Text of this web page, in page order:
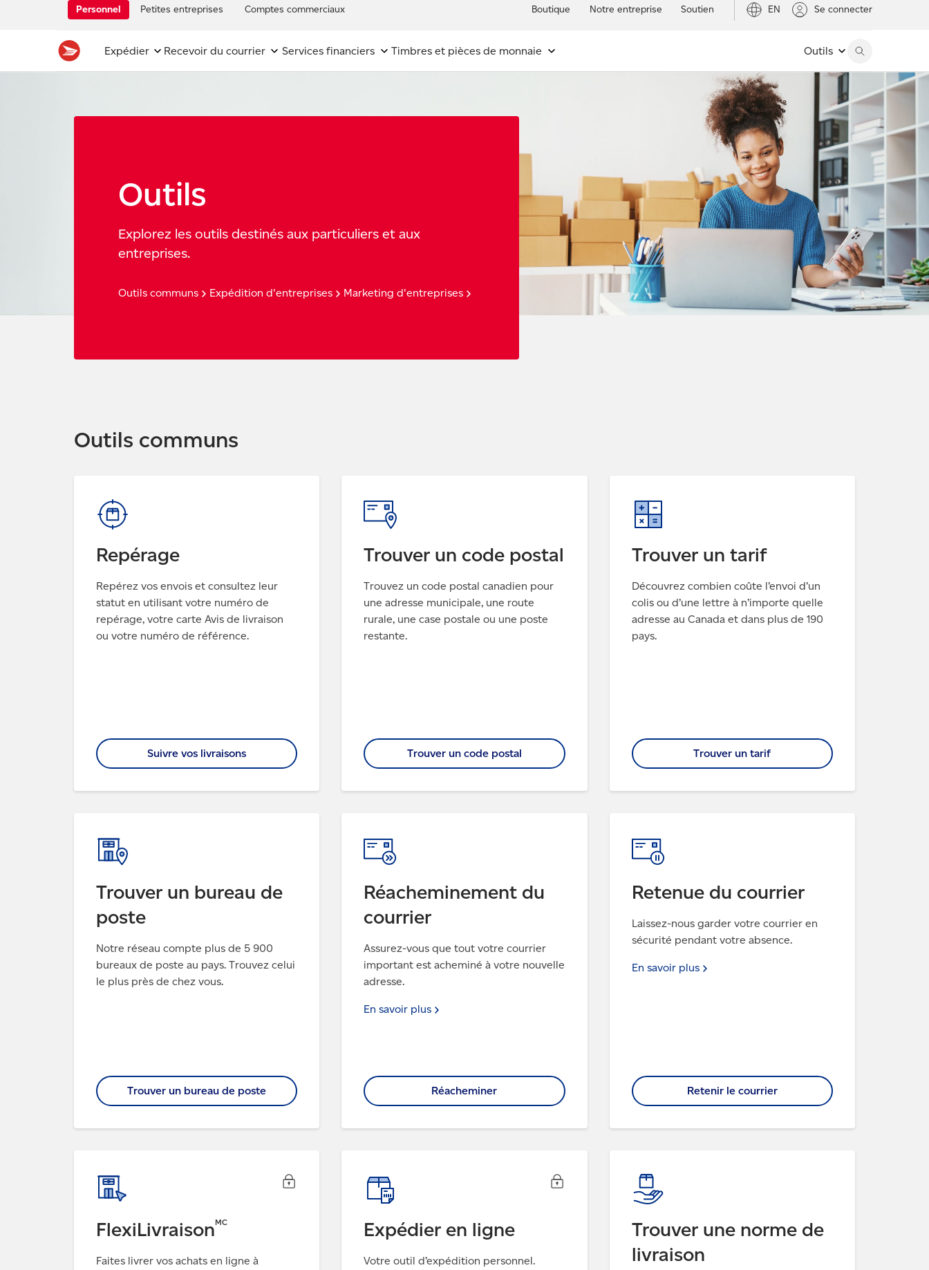
Personnel Petites entreprises Comptes commerciaux Boutique Notre entreprise Soutien EN Se connecter
Expédier Recevoir du courrier Services financiers Timbres et pièces de monnaie Outils
Outils
Explorez les outils destinés aux particuliers et aux
entreprises.
Outils communs Expédition d'entreprises Marketing d'entreprises
Outils communs
Repérage
Repérez vos envois et consultez leur
statut en utilisant votre numéro de
repérage, votre carte Avis de livraison
ou votre numéro de référence.
Suivre vos livraisons
Trouver un code postal
Trouvez un code postal canadien pour
une adresse municipale, une route
rurale, une case postale ou une poste
restante.
Trouver un code postal
Trouver un tarif
Découvrez combien coûte l’envoi d’un
colis ou d’une lettre à n’importe quelle
adresse au Canada et dans plus de 190
pays.
Trouver un tarif
Trouver un bureau de
poste
Notre réseau compte plus de 5 900
bureaux de poste au pays. Trouvez celui
le plus près de chez vous.
Trouver un bureau de poste
Réacheminement du
courrier
Assurez-vous que tout votre courrier
important est acheminé à votre nouvelle
adresse.
En savoir plus
Réacheminer
Retenue du courrier
Laissez-nous garder votre courrier en
sécurité pendant votre absence.
En savoir plus
Retenir le courrier
FlexiLivraisonMC
Faites livrer vos achats en ligne à
Expédier en ligne
Votre outil d’expédition personnel.
Trouver une norme de
livraison